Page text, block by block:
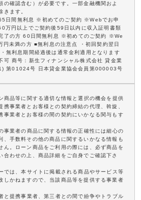
の確認含む）が必要です。一部金融機関およ
きます。
日間無利息 ※初めてのご契約 ※Webでお申
万円以上でご契約後59日以内に収入証明書類
了の方 60日間無利息 ※初めてのご契約 ※We
円未満の方 ■無利息の注意点 ・初回契約翌日
無利息期間経過後は通常金利適用となります
可 商号：新生フィナンシャル株式会社 貸金業
第01024号 日本貸金業協会会員第000003号
商品等に関する適切な情報と選択の機会を提供
携事業者とお客様との契約締結の代理、斡旋、
事業者とお客様の間の契約にいかなる関与もす
事業者の商品に関する情報の正確性には細心の
、手数料その他の商品に関するいかなる情報も
ん。ローン商品をご利用の際には、必ず商品を
合わせの上、商品詳細をご自身でご確認下さ
では、本サイトに掲載される商品やサービス等
しかねますので、当該商品等を提供する事業者
と提携事業者、第三者との間で紛争やトラブル